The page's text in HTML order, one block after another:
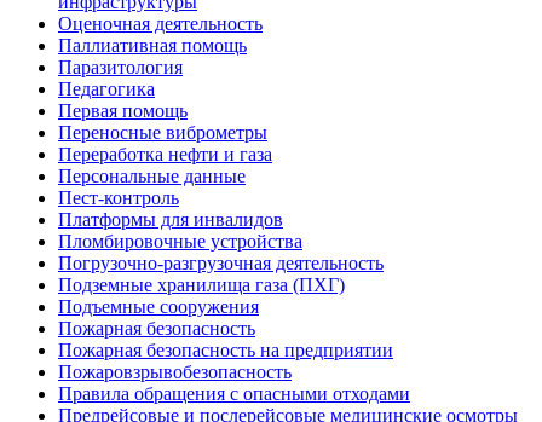
Оценочная деятельность
Паллиативная помощь
Паразитология
Педагогика
Первая помощь
Переносные виброметры
Переработка нефти и газа
Персональные данные
Пест-контроль
Платформы для инвалидов
Пломбировочные устройства
Погрузочно-разгрузочная деятельность
Подземные хранилища газа (ПХГ)
Подъемные сооружения
Пожарная безопасность
Пожарная безопасность на предприятии
Пожаровзрывобезопасность
Правила обращения с опасными отходами
Предрейсовые и послерейсовые медицинские осмотры